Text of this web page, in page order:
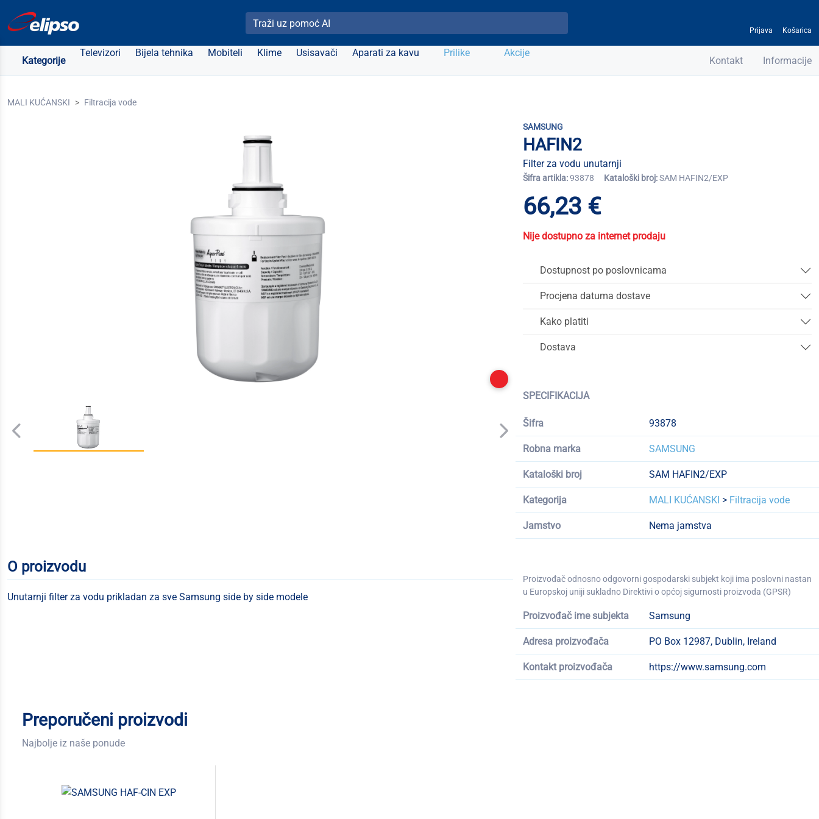
Pretraži Elipso
Prijava Košarica
Kategorije
Televizori Bijela tehnika Mobiteli Klime Usisavači Aparati za kavu Prilike Akcije
Kontakt Informacije
MALI KUĆANSKI Filtracija vode
SAMSUNG
HAFIN2
Filter za vodu unutarnji
Šifra artikla:93878 Kataloški broj:SAM HAFIN2/EXP
66,23 €
Nije dostupno za internet prodaju
Dostupnost po poslovnicama
Procjena datuma dostave
Kako platiti
Dostava
SPECIFIKACIJA
Šifra 93878
Robna marka SAMSUNG
Kataloški broj SAM HAFIN2/EXP
Kategorija MALI KUĆANSKI > Filtracija vode
Jamstvo Nema jamstva
Proizvođač odnosno odgovorni gospodarski subjekt koji ima poslovni nastan
u Europskoj uniji sukladno Direktivi o općoj sigurnosti proizvoda (GPSR)
Proizvođač ime subjekta Samsung
Adresa proizvođača PO Box 12987, Dublin, Ireland
Kontakt proizvođača https://www.samsung.com
O proizvodu
Unutarnji filter za vodu prikladan za sve Samsung side by side modele
Preporučeni proizvodi
Najbolje iz naše ponude